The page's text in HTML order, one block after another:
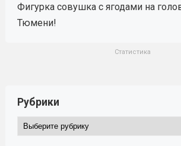
Фигурка совушка с ягодами на
Тюмени!
Статистика
Рубрики
Рубрики